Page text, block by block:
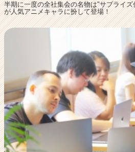
半期に一度の全社集会の名物は"サプライ
が人気アニメキャラに扮して登場！